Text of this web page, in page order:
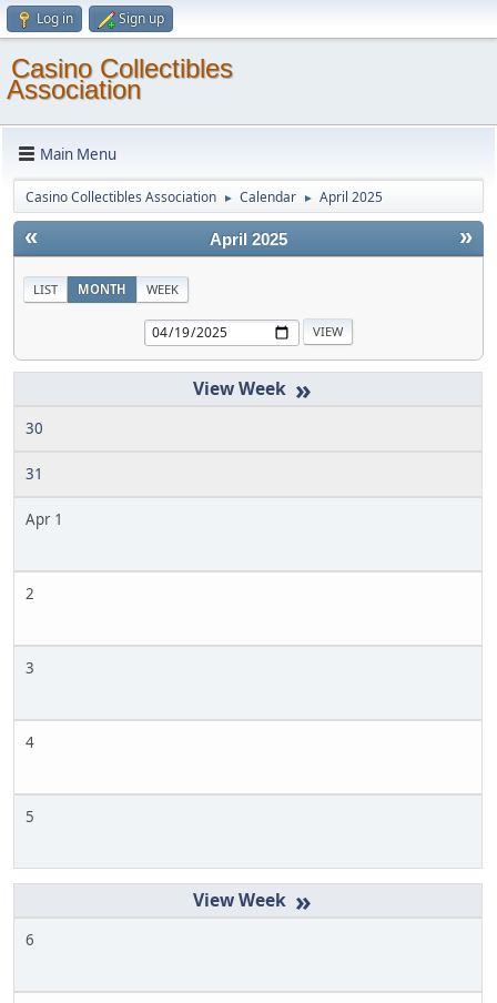
Log in Sign up
Casino Collectibles
Association
Main Menu
Casino Collectibles Association ► Calendar ► April 2025
« »
April 2025
LIST MONTH WEEK
»
30
31
Apr 1
2
3
4
5
»
6